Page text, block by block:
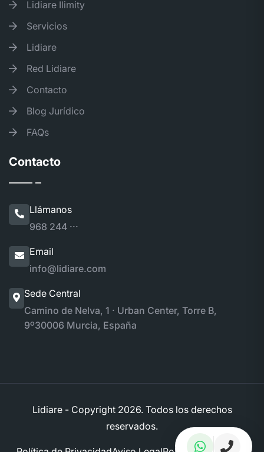
Lidiare Ilimity
Servicios
Lidiare
Red Lidiare
Contacto
Blog Jurídico
FAQs
Contacto
Llámanos
968 244 ···
Email
info@lidiare.com
Sede Central
Camino de Nelva, 1 · Urban Center, Torre B,
9º30006 Murcia, España
Lidiare - Copyright 2026. Todos los derechos
reservados.